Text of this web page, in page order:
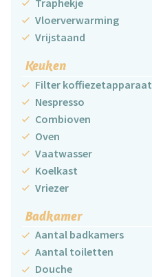
Vloerverwarming
Vrijstaand
Keuken
Filter koffiezetapparaat
Nespresso
Combioven
Oven
Vaatwasser
Koelkast
Vriezer
Badkamer
Aantal badkamers
Aantal toiletten
Douche